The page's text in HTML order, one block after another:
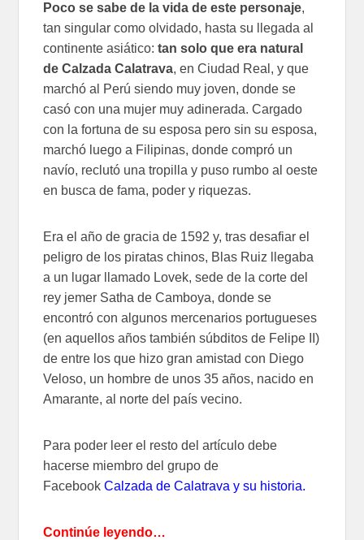
Poco se sabe de la vida de este personaje,
tan singular como olvidado, hasta su llegada al
continente asiático:tan solo que era natural
de Calzada Calatrava, en Ciudad Real, y que
marchó al Perú siendo muy joven, donde se
casó con una mujer muy adinerada. Cargado
con la fortuna de su esposa pero sin su esposa,
marchó luego a Filipinas, donde compró un
navío, reclutó una tropilla y puso rumbo al oeste
en busca de fama, poder y riquezas.
Era el año de gracia de 1592 y, tras desafiar el
peligro de los piratas chinos, Blas Ruiz llegaba
a un lugar llamado Lovek, sede de la corte del
rey jemer Satha de Camboya, donde se
encontró con algunos mercenarios portugueses
(en aquellos años también súbditos de Felipe II)
de entre los que hizo gran amistad con Diego
Veloso, un hombre de unos 35 años, nacido en
Amarante, al norte del país vecino.
Para poder leer el resto del artículo debe
hacerse miembro del grupo de
FacebookCalzada de Calatrava y su historia.
Continúe leyendo…